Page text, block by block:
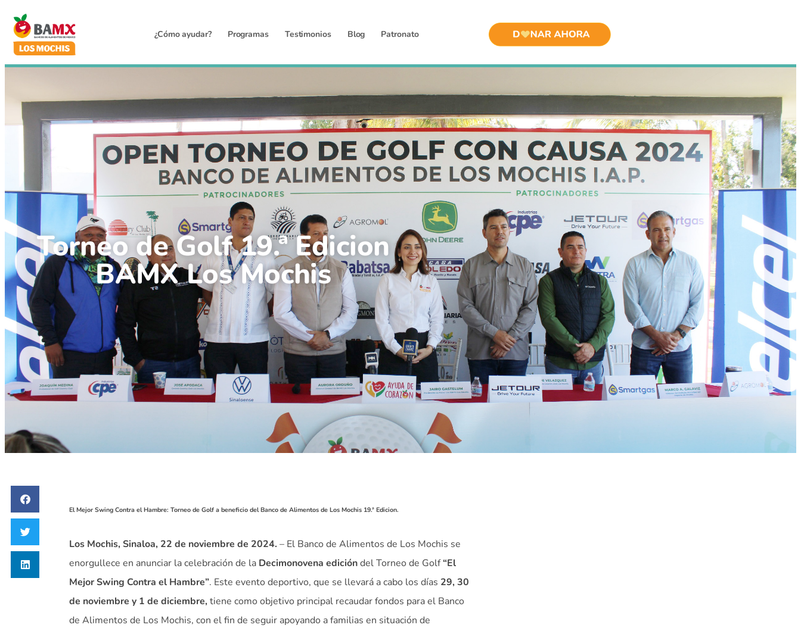
¿Cómo ayudar? Programas Testimonios Blog Patronato
Torneo de Golf 19.ª Edicion
BAMX Los Mochis
El Mejor Swing Contra el Hambre: Torneo de Golf a beneficio del Banco de Alimentos de Los Mochis 19.ª Edicion.
Los Mochis, Sinaloa, 22 de noviembre de 2024. – El Banco de Alimentos de Los Mochis se
enorgullece en anunciar la celebración de la Decimonovena edicióndel Torneo de Golf“El
Mejor Swing Contra el Hambre”. Este evento deportivo, que se llevará a cabo los días 29, 30
de noviembre y 1 de diciembre,tiene como objetivo principal recaudar fondos para el Banco
de Alimentos de Los Mochis, con el fin de seguir apoyando a familias en situación de